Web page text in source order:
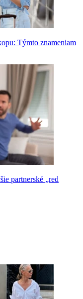
Týmto znameniam
partnerské „red